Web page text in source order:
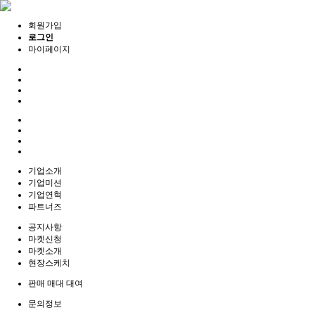
회원가입
로그인
마이페이지
기업소개
기업미션
기업연혁
파트너즈
공지사항
마켓신청
마켓소개
현장스케치
판매 매대 대여
문의정보